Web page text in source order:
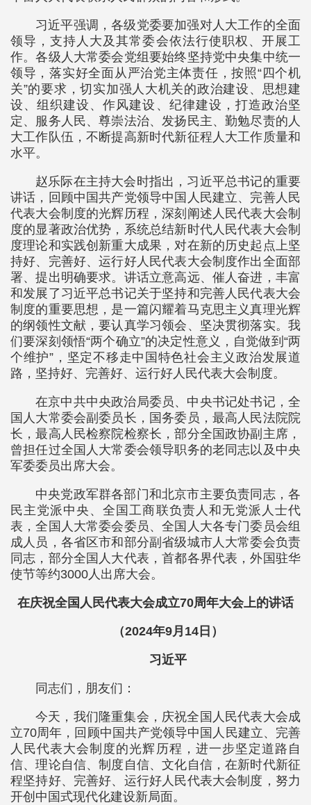
习近平强调，各级党委要加强对人大工作的全面
领导，支持人大及其常委会依法行使职权、开展工
作。各级人大常委会党组要始终坚持党中央集中统一
领导，落实好全面从严治党主体责任，按照“四个机
关”的要求，切实加强人大机关的政治建设、思想建
设、组织建设、作风建设、纪律建设，打造政治坚
定、服务人民、尊崇法治、发扬民主、勤勉尽责的人
大工作队伍，不断提高新时代新征程人大工作质量和
水平。
赵乐际在主持大会时指出，习近平总书记的重要
讲话，回顾中国共产党领导中国人民建立、完善人民
代表大会制度的光辉历程，深刻阐述人民代表大会制
度的显著政治优势，系统总结新时代人民代表大会制
度理论和实践创新重大成果，对在新的历史起点上坚
持好、完善好、运行好人民代表大会制度作出全面部
署、提出明确要求。讲话立意高远、催人奋进，丰富
和发展了习近平总书记关于坚持和完善人民代表大会
制度的重要思想，是一篇闪耀着马克思主义真理光辉
的纲领性文献，要认真学习领会、坚决贯彻落实。我
们要深刻领悟“两个确立”的决定性意义，自觉做到“两
个维护”，坚定不移走中国特色社会主义政治发展道
路，坚持好、完善好、运行好人民代表大会制度。
在京中共中央政治局委员、中央书记处书记，全
国人大常委会副委员长，国务委员，最高人民法院院
长，最高人民检察院检察长，部分全国政协副主席，
曾担任过全国人大常委会领导职务的老同志以及中央
军委委员出席大会。
中央党政军群各部门和北京市主要负责同志，各
民主党派中央、全国工商联负责人和无党派人士代
表，全国人大常委会委员、全国人大各专门委员会组
成人员，各省区市和部分副省级城市人大常委会负责
同志，部分全国人大代表，首都各界代表，外国驻华
使节等约3000人出席大会。
在庆祝全国人民代表大会成立70周年大会上的讲话
（2024年9月14日）
习近平
同志们，朋友们：
今天，我们隆重集会，庆祝全国人民代表大会成
立70周年，回顾中国共产党领导中国人民建立、完善
人民代表大会制度的光辉历程，进一步坚定道路自
信、理论自信、制度自信、文化自信，在新时代新征
程坚持好、完善好、运行好人民代表大会制度，努力
开创中国式现代化建设新局面。